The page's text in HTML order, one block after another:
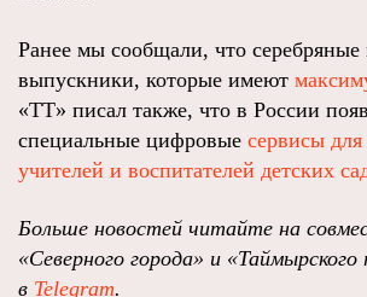
Ранее мы сообщали, что серебряные
выпускники, которые имеют
«ТТ» писал также, что в России
специальные цифровые сервисы
учителей и воспитателей детских
Больше новостей читайте на
«Северного города» и
в Telegram.